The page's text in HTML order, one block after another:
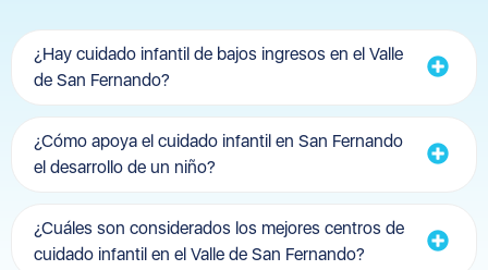
¿Hay cuidado infantil de bajos ingresos en el Valle
de San Fernando?
¿Cómo apoya el cuidado infantil en San Fernando
el desarrollo de un niño?
¿Cuáles son considerados los mejores centros de
cuidado infantil en el Valle de San Fernando?